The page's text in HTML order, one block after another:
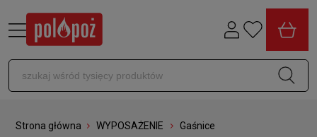
Strona główna WYPOSAŻENIE Gaśnice